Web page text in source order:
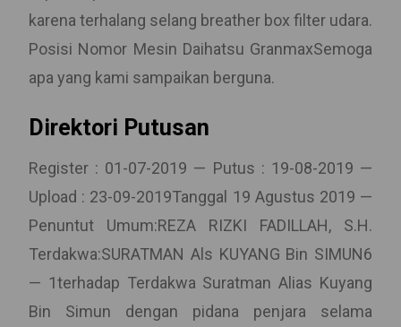
karena terhalang selang breather box filter udara.
Posisi Nomor Mesin Daihatsu GranmaxSemoga
apa yang kami sampaikan berguna.
Direktori Putusan
Register : 01-07-2019 — Putus : 19-08-2019 —
Upload : 23-09-2019Tanggal 19 Agustus 2019 —
Penuntut Umum:REZA RIZKI FADILLAH, S.H.
Terdakwa:SURATMAN Als KUYANG Bin SIMUN6
— 1terhadap Terdakwa Suratman Alias Kuyang
Bin Simun dengan pidana penjara selama